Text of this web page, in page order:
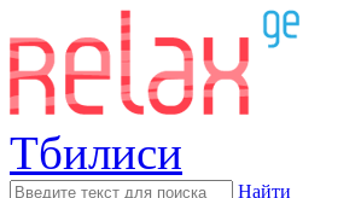
Тбилиси
Найти